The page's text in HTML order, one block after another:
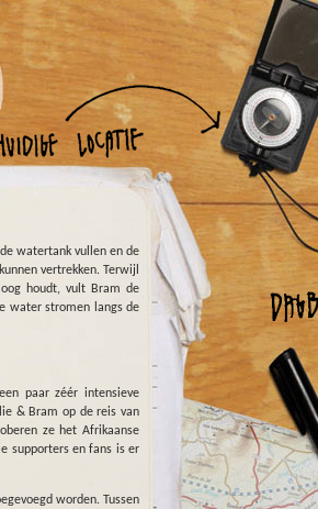
watertank vullen en de
vertrekken. Terwijl
houdt, vult Bram de
water stromen langs de
paar zéér intensieve
& Bram op de reis van
ze het Afrikaanse
supporters en fans is er
worden. Tussen